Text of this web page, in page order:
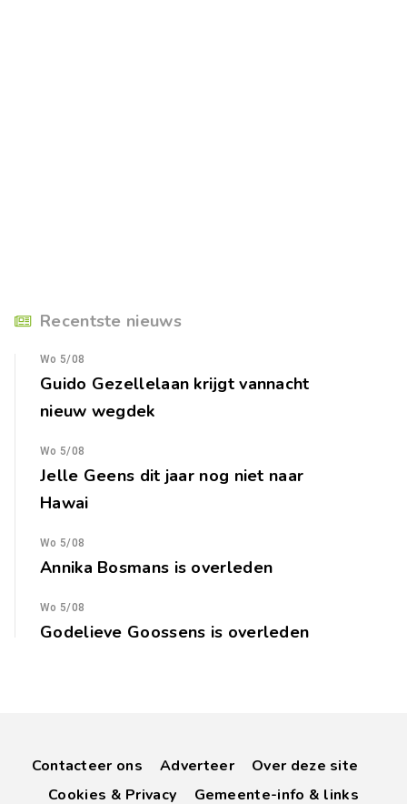
Recentste nieuws
Wo 5/08
Guido Gezellelaan krijgt vannacht
nieuw wegdek
Wo 5/08
Jelle Geens dit jaar nog niet naar
Hawai
Wo 5/08
Annika Bosmans is overleden
Wo 5/08
Godelieve Goossens is overleden
Contacteer ons Adverteer
Over deze site
Cookies & Privacy
Gemeente-info & links